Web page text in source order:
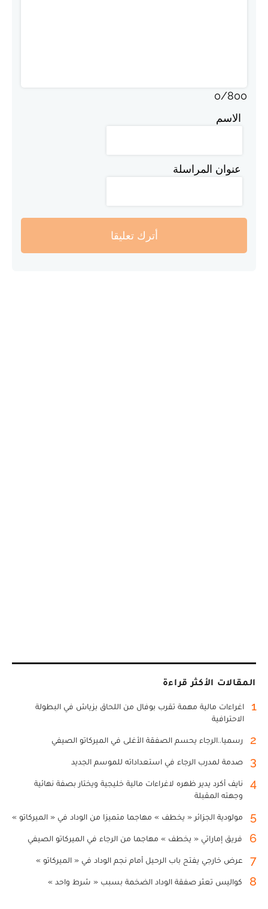
0/800
الاسم
عنوان المراسلة
أترك تعليقا
المقالات الأكثر قراءة
1
اغراءات مالية مهمة تقرب بوفال من اللحاق بزياش في البطولة
الاحترافية
2 رسميا..الرجاء يحسم الصفقة الأغلى في الميركاتو الصيفي
3 صدمة لمدرب الرجاء في استعداداته للموسم الجديد
4
نايف أكرد يدير ظهره لاغراءات مالية خليجية ويختار بصفة نهائية
وجهته المقبلة
5 مولودية الجزائر « يخطف » مهاجما متميزا من الوداد في « الميركاتو »
6 فريق إماراتي « يخطف » مهاجما من الرجاء في الميركاتو الصيفي
7 عرض خارجي يفتح باب الرحيل أمام نجم الوداد في « الميركاتو »
8 كواليس تعثر صفقة الوداد الضخمة بسبب « شرط واحد »